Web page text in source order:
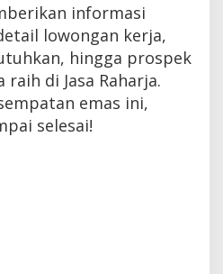
informasi
lowongan kerja,
hingga prospek
di Jasa Raharja.
emas ini,
selesai!